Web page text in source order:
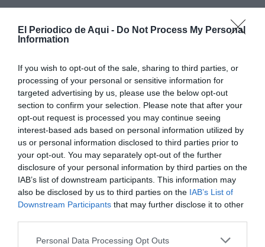
El Periodico de Aqui - Do Not Process My Personal
Information
If you wish to opt-out of the sale, sharing to third parties, or
processing of your personal or sensitive information for
targeted advertising by us, please use the below opt-out
section to confirm your selection. Please note that after your
opt-out request is processed you may continue seeing
interest-based ads based on personal information utilized by
us or personal information disclosed to third parties prior to
your opt-out. You may separately opt-out of the further
disclosure of your personal information by third parties on the
IAB’s list of downstream participants. This information may
also be disclosed by us to third parties on the IAB’s List of
Downstream Participants that may further disclose it to other
Personal Data Processing Opt Outs